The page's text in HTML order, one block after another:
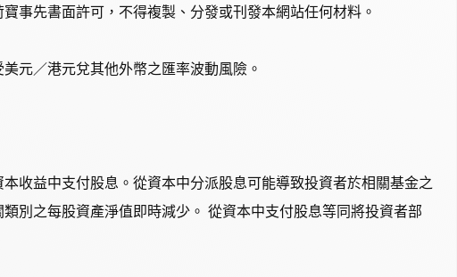
事先書面許可，不得複製、分發或刊發本網站任何材料。
元／港元兌其他外幣之匯率波動風險。
收益中支付股息。從資本中分派股息可能導致投資者於相關基金之
別之每股資產淨值即時減少。 從資本中支付股息等同將投資者部